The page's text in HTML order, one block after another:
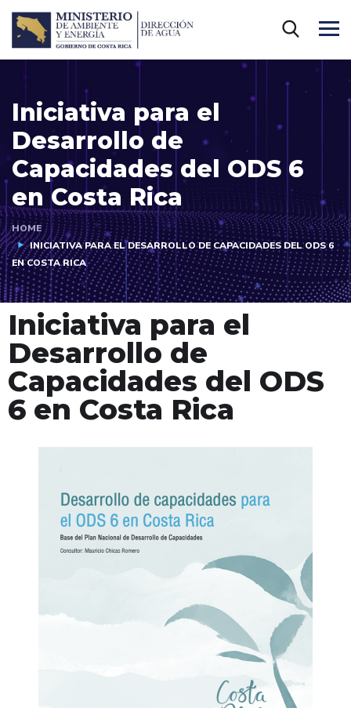
Iniciativa para el
Desarrollo de
Capacidades del ODS 6
en Costa Rica
HOME
INICIATIVA PARA EL DESARROLLO DE CAPACIDADES DEL ODS 6
EN COSTA RICA
Iniciativa para el
Desarrollo de
Capacidades del ODS
6 en Costa Rica